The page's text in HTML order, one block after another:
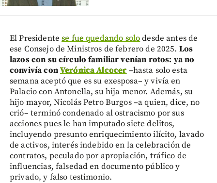
El Presidentese fue quedando solodesde antes de
ese Consejo de Ministros de febrero de 2025. Los
lazos con su círculo familiar venían rotos: ya no
convivía conVerónica Alcocer –hasta solo esta
semana aceptó que es su exesposa– y vivía en
Palacio con Antonella, su hija menor. Además, su
hijo mayor, Nicolás Petro Burgos –a quien, dice, no
crió– terminó condenado al ostracismo por sus
acciones pues le han imputado siete delitos,
incluyendo presunto enriquecimiento ilícito, lavado
de activos, interés indebido en la celebración de
contratos, peculado por apropiación, tráfico de
influencias, falsedad en documento público y
privado, y falso testimonio.